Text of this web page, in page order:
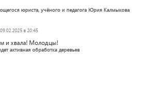
юриста, учёного и педагога Юрия Калмыкова
09.02.2025 в 20:45
и хвала! Молодцы!
активная обработка деревьев